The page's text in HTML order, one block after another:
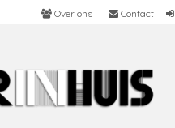
Over ons Contact